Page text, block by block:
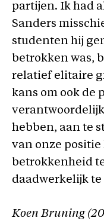
partijen. Ik had
Sanders
studenten hij
betrokken was,
relatief elitaire
kans om ook de
hebben, aan te
van onze positie
betrokkenheid
daadwerkelijk te
Koen Bruning